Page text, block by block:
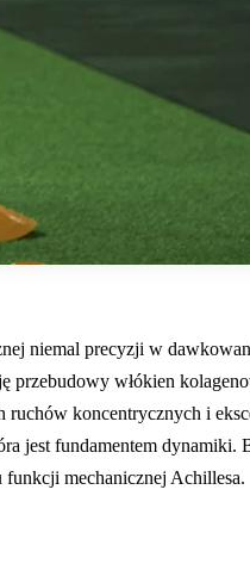
niemal precyzji w
włókien
ruchów koncentrycznych i
jest fundamentem dynamiki.
mechanicznej Achillesa.